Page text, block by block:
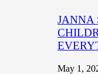
JANNA
May 1,